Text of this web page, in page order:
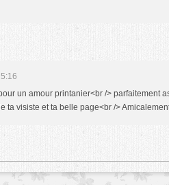
un amour printanier<br /> parfaitement
ta visiste et ta belle page<br />